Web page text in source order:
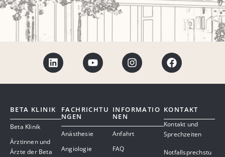
BETA KLINIK
Beta Klinik
Ärztinnen und
Ärzte der Beta
FACHRICHTU
NGEN
Anästhesie
Angiologie
INFORMATIO
NEN
Anfahrt
FAQ
KONTAKT
Kontakt und
Sprechzeiten
Notfallsprechstu